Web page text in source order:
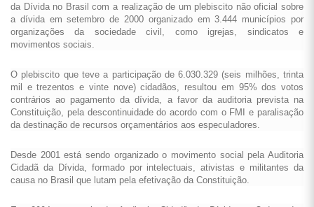
da Dívida no Brasil com a realização de um plebiscito não oficial sobre
a dívida em setembro de 2000 organizado em 3.444 municípios por
organizações da sociedade civil, como igrejas, sindicatos e
movimentos sociais.
O plebiscito que teve a participação de 6.030.329 (seis milhões, trinta
mil e trezentos e vinte nove) cidadãos, resultou em 95% dos votos
contrários ao pagamento da dívida, a favor da auditoria prevista na
Constituição, pela descontinuidade do acordo com o FMI e paralisação
da destinação de recursos orçamentários aos especuladores.
Desde 2001 está sendo organizado o movimento social pela Auditoria
Cidadã da Dívida, formado por intelectuais, ativistas e militantes da
causa no Brasil que lutam pela efetivação da Constituição.